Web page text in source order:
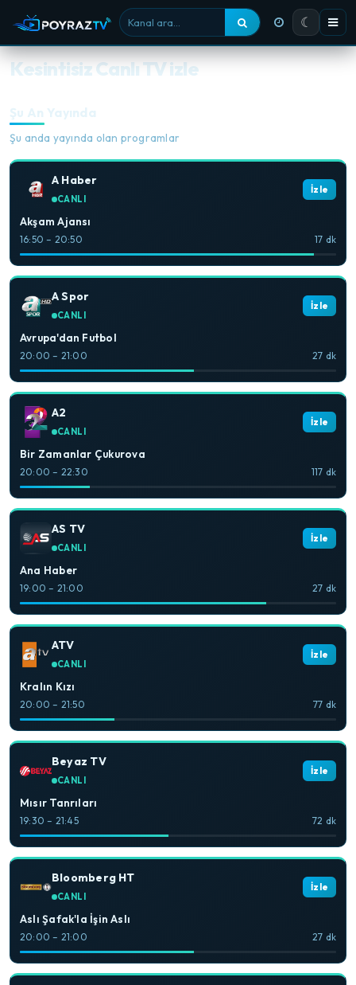
Kanal ara ☾
Kesintisiz Canlı TV izle
Şu An Yayında
Şu anda yayında olan programlar
A Haber
CANLI
İzle
Akşam Ajansı
16:50 – 20:50 17 dk
A Spor
CANLI
İzle
Avrupa'dan Futbol
20:00 – 21:00 27 dk
A2
CANLI
İzle
Bir Zamanlar Çukurova
20:00 – 22:30 117 dk
AS TV
CANLI
İzle
Ana Haber
19:00 – 21:00 27 dk
ATV
CANLI
İzle
Kralın Kızı
20:00 – 21:50 77 dk
Beyaz TV
CANLI
İzle
Mısır Tanrıları
19:30 – 21:45 72 dk
Bloomberg HT
CANLI
İzle
Aslı Şafak'la İşin Aslı
20:00 – 21:00 27 dk